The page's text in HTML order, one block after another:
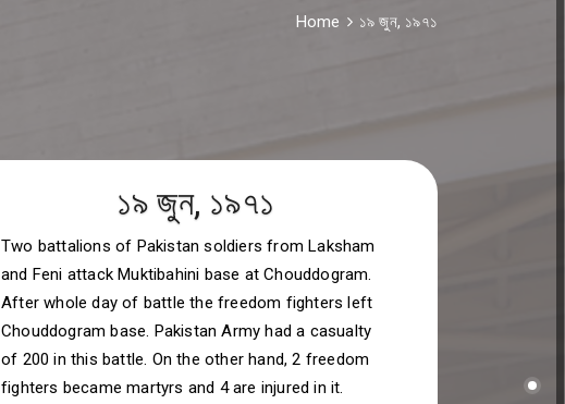
Home ১৯ জুন, ১৯৭১
১৯ জুন, ১৯৭১
Two battalions of Pakistan soldiers from Laksham
and Feni attack Muktibahini base at Chouddogram.
After whole day of battle the freedom fighters left
Chouddogram base. Pakistan Army had a casualty
of 200 in this battle. On the other hand, 2 freedom
fighters became martyrs and 4 are injured in it.